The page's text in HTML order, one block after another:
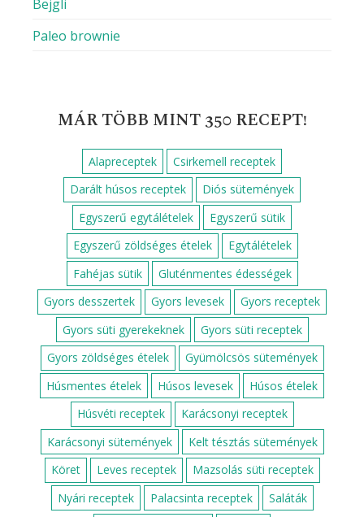
Bejgli
Paleo brownie
MÁR TÖBB MINT 350 RECEPT!
Alapreceptek
Csirkemell receptek
Darált húsos receptek
Diós sütemények
Egyszerű egytálételek
Egyszerű sütik
Egyszerű zöldséges ételek
Egytálételek
Fahéjas sütik
Gluténmentes édességek
Gyors desszertek
Gyors levesek
Gyors receptek
Gyors süti gyerekeknek
Gyors süti receptek
Gyors zöldséges ételek
Gyümölcsös sütemények
Húsmentes ételek
Húsos levesek
Húsos ételek
Húsvéti receptek
Karácsonyi receptek
Karácsonyi sütemények
Kelt tésztás sütemények
Köret
Leves receptek
Mazsolás süti receptek
Nyári receptek
Palacsinta receptek
Saláták